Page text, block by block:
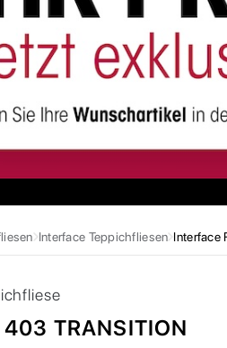
Interface Teppichfliesen Interface
403 TRANSITION